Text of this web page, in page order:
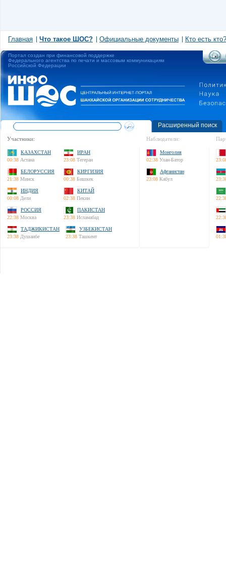
Главная Что такое ШОС? Официальные документы Кто есть кто?
Портал создан при финансовой поддержке
Федерального агентства по печати и массовым коммуникациям
Российской Федерации
Расширенный поиск
Участники:
КАЗАХСТАН
00:38 Астана
ИРАН
23:08 Тегеран
БЕЛОРУССИЯ
21:38 Минск
КИРГИЗИЯ
00:38 Бишкек
ИНДИЯ
00:08 Дели
КИТАЙ
02:38 Пекин
РОССИЯ
22:38 Москва
ПАКИСТАН
23:38 Исламабад
ТАДЖИКИСТАН
23:38 Душанбе
УЗБЕКИСТАН
23:38 Ташкент
Наблюдатели:
Монголия
02:38 Улан-Батор
Афганистан
23:08 Кабул